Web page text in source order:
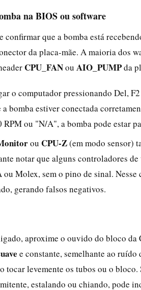
na BIOS ou software
que a bomba está
da placa-mãe. A maioria dos
CPU_FANou AIO_PUMPda
o computador pressionando Del,
bomba estiver conectada
ou "N/A", a bomba pode estar
ou CPU-Z(em modo sensor)
notar que alguns controladores
Molex, sem o pino de sinal. Nesse
gerando falsos negativos.
aproxime o ouvido do bloco da
e constante, semelhante ao
tocar levemente os tubos ou o
estalando ou chiando, pode